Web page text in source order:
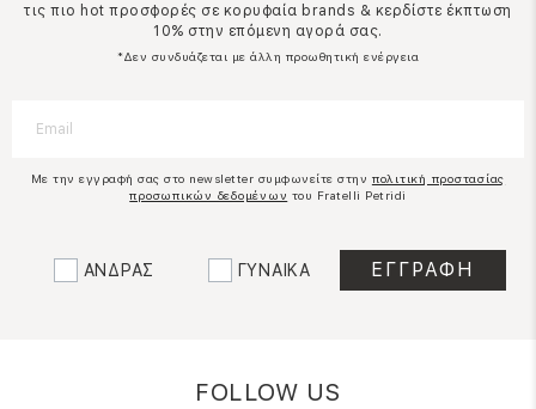
τις πιο hot προσφορές σε κορυφαία brands & κερδίστε έκπτωση
10% στην επόμενη αγορά σας.
*Δεν συνδυάζεται με άλλη προωθητική ενέργεια
Με την εγγραφή σας στο newsletter συμφωνείτε στην πολιτική προστασίας
προσωπικών δεδομένων του Fratelli Petridi
ΑΝΔΡΑΣ ΓΥΝΑΙΚΑ
FOLLOW US